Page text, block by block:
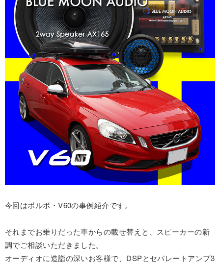
今回はボルボ・V60の事例紹介です。
それまでお乗りだった車からの載せ替えと、スピーカーの新
調でご相談いただきました。
オーディオに造詣の深いお客様で、DSPとセパレートアンプ3